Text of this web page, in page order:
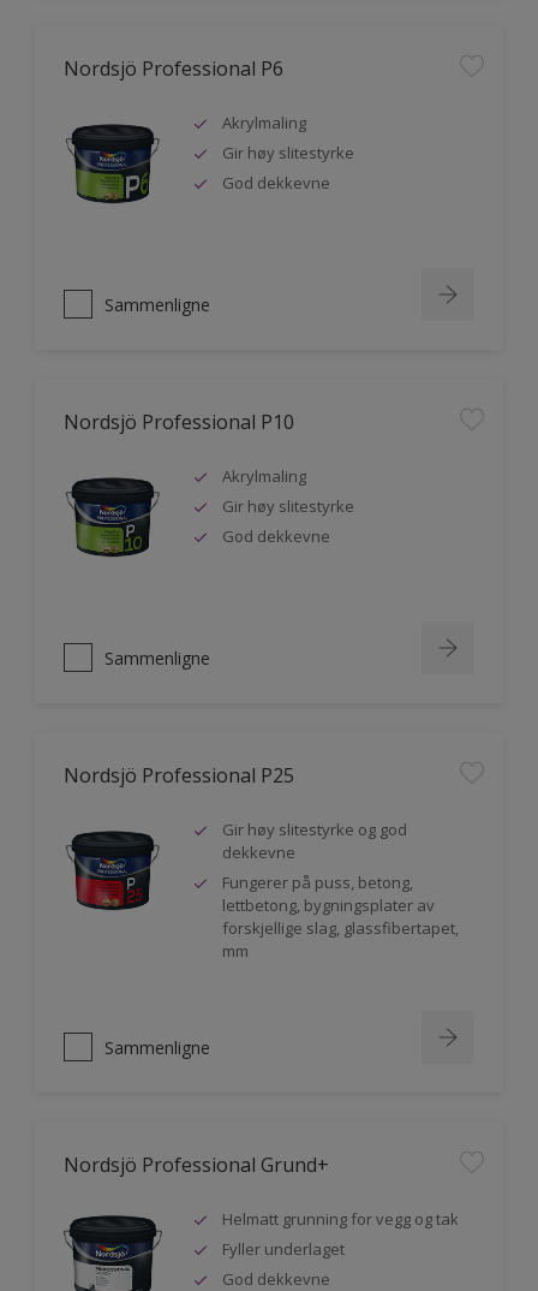
Nordsjö Professional P6
Akrylmaling
Gir høy slitestyrke
God dekkevne
Sammenligne
Nordsjö Professional P10
Akrylmaling
Gir høy slitestyrke
God dekkevne
Sammenligne
Nordsjö Professional P25
Gir høy slitestyrke og god
dekkevne
Fungerer på puss, betong,
lettbetong, bygningsplater av
forskjellige slag, glassfibertapet,
mm
Sammenligne
Nordsjö Professional Grund+
Helmatt grunning for vegg og tak
Fyller underlaget
God dekkevne